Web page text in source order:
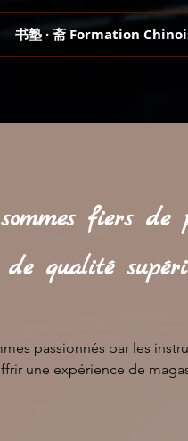
书塾 · 斋 Formation
fiers de
qualité
passionnés par les
une expérience de
pour ceux qui cherchent